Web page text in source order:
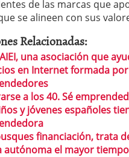
de las marcas que
se alineen con sus
Relacionadas:
una asociación que
en Internet formada por
a los 40. Sé
y jóvenes españoles
financiación, trata
autónoma el mayor